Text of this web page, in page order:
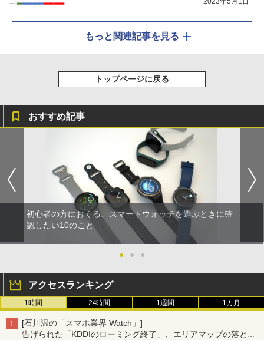
もっと関連記事を見る
トップページに戻る
おすすめ記事
初心者の方におくる、スマートウォッチを選ぶときに確
認したい10のこと
● ● ●
アクセスランキング
1時間 24時間 1週間 1カ月
[石川温の「スマホ業界 Watch」]
告げられた「KDDIのローミング終了」、エリアマップの落とし